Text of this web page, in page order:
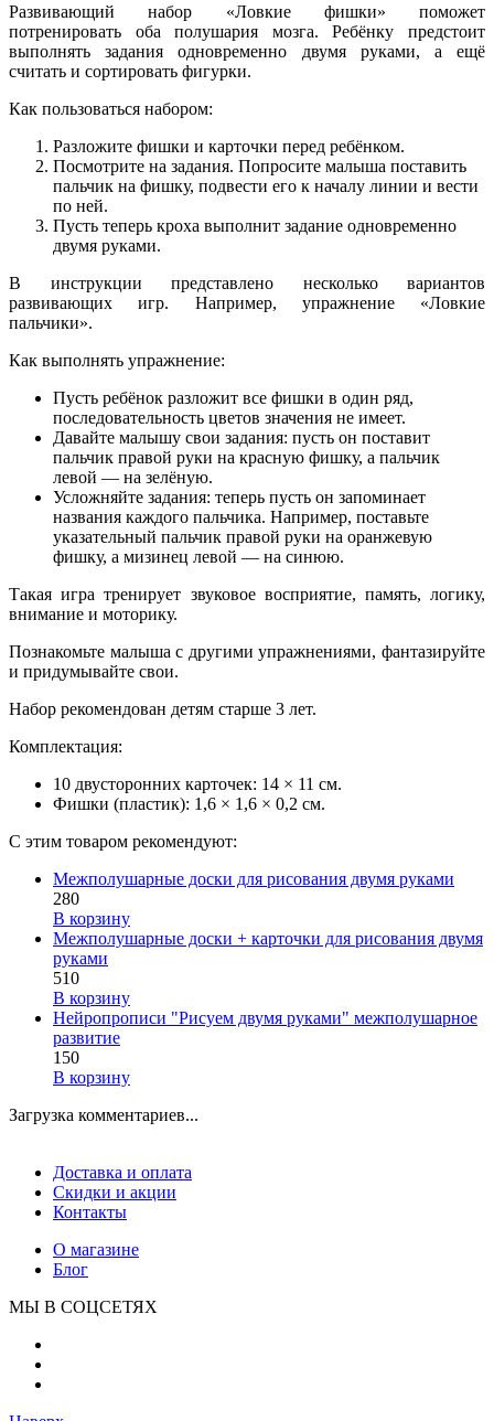
Развивающий набор «Ловкие фишки» поможет
потренировать оба полушария мозга. Ребёнку предстоит
выполнять задания одновременно двумя руками, а ещё
считать и сортировать фигурки.
Как пользоваться набором:
Разложите фишки и карточки перед ребёнком.
Посмотрите на задания. Попросите малыша поставить
пальчик на фишку, подвести его к началу линии и вести
по ней.
Пусть теперь кроха выполнит задание одновременно
двумя руками.
В инструкции представлено несколько вариантов
развивающих игр. Например, упражнение «Ловкие
пальчики».
Как выполнять упражнение:
Пусть ребёнок разложит все фишки в один ряд,
последовательность цветов значения не имеет.
Давайте малышу свои задания: пусть он поставит
пальчик правой руки на красную фишку, а пальчик
левой — на зелёную.
Усложняйте задания: теперь пусть он запоминает
названия каждого пальчика. Например, поставьте
указательный пальчик правой руки на оранжевую
фишку, а мизинец левой — на синюю.
Такая игра тренирует звуковое восприятие, память, логику,
внимание и моторику.
Познакомьте малыша с другими упражнениями, фантазируйте
и придумывайте свои.
Набор рекомендован детям старше 3 лет.
Комплектация:
10 двусторонних карточек: 14 × 11 см.
Фишки (пластик): 1,6 × 1,6 × 0,2 см.
С этим товаром рекомендуют:
Межполушарные доски для рисования двумя руками
280
В корзину
Межполушарные доски + карточки для рисования двумя
руками
510
В корзину
Нейропрописи "Рисуем двумя руками" межполушарное
развитие
150
В корзину
Загрузка комментариев...
Доставка и оплата
Скидки и акции
Контакты
О магазине
Блог
МЫ В СОЦСЕТЯХ